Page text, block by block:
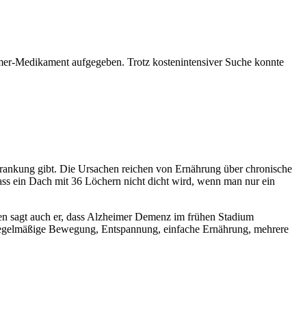
Medikament aufgegeben. Trotz kostenintensiver Suche konnte
gibt. Die Ursachen reichen von Ernährung über chronische
ein Dach mit 36 Löchern nicht dicht wird, wenn man nur ein
sagt auch er, dass Alzheimer Demenz im frühen Stadium
Bewegung, Entspannung, einfache Ernährung, mehrere